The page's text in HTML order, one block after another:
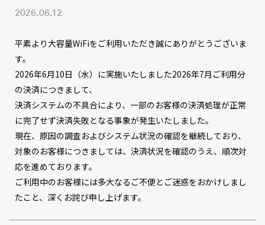
2026.06.12
平素より大容量WiFiをご利用いただき誠にありがとうございま
す。
2026年6月10日（水）に実施いたしました2026年7月ご利用分
の決済につきまして、
決済システムの不具合により、一部のお客様の決済処理が正常
に完了せず決済失敗となる事象が発生いたしました。
現在、原因の調査およびシステム状況の確認を継続しており、
対象のお客様につきましては、決済状況を確認のうえ、順次対
応を進めております。
ご利用中のお客様には多大なるご不便とご迷惑をおかけしまし
たこと、深くお詫び申し上げます。